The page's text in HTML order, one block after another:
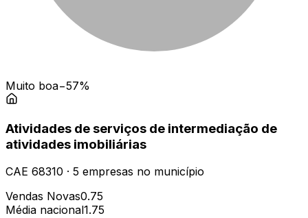
Muito boa−57%
Atividades de serviços de intermediação de
atividades imobiliárias
CAE 68310 · 5 empresas no município
Vendas Novas0.75
Média nacional1.75